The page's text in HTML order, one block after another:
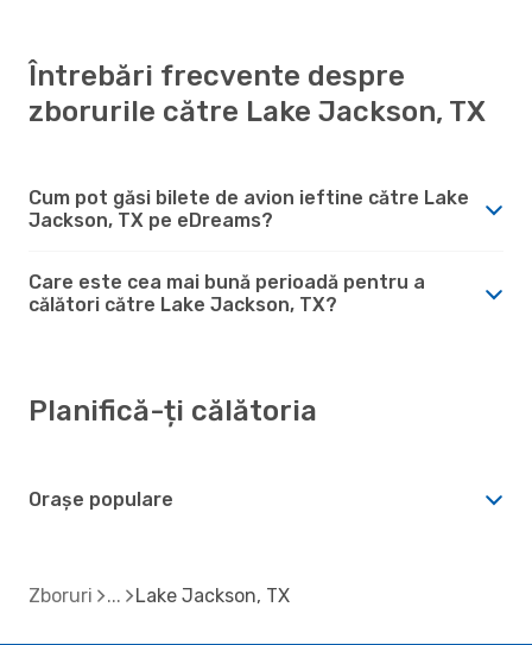
Întrebări frecvente despre
zborurile către Lake Jackson, TX
Cum pot găsi bilete de avion ieftine către Lake
Jackson, TX pe eDreams?
Care este cea mai bună perioadă pentru a
călători către Lake Jackson, TX?
Planifică-ți călătoria
Orașe populare
Zboruri Lake Jackson, TX